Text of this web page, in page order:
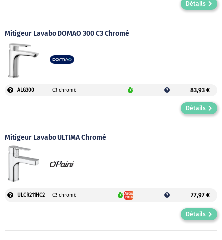
Détails
Mitigeur Lavabo DOMAO 300 C3 Chromé
ALG300 C3 chromé 83,93 €
Détails
Mitigeur Lavabo ULTIMA Chromé
ULCR211HC2 C2 chromé 77,97 €
Détails